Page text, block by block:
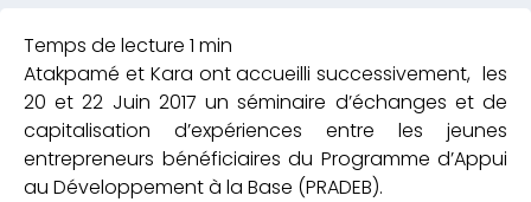
Atakpamé et Kara ont accueilli successivement, les
20 et 22 Juin 2017 un séminaire d’échanges et de
capitalisation d’expériences entre les jeunes
entrepreneurs bénéficiaires du Programme d’Appui
au Développement à la Base (PRADEB).